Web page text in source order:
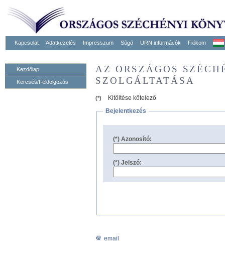
Kapcsolat Adatkezelés Impresszum Súgó URN informácók Fiókom
Kezdőlap
Keresés/Feldolgozás
AZ ORSZÁGOS
SZOLGÁLTATÁSA
(*)
Kitöltése kötelező
Bejelentkezés
(*) Azonosító:
(*) Jelszó:
email